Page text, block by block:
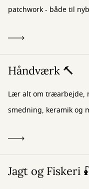
patchwork - både til
Håndværk 🔨
Lær alt om træarbejde,
smedning, keramik og
Jagt og Fiskeri